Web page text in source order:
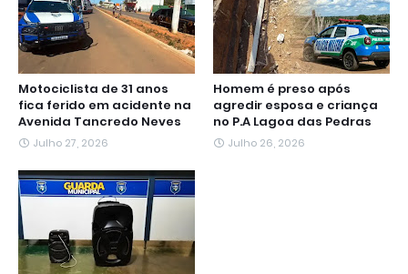
Motociclista de 31 anos
fica ferido em acidente na
Avenida Tancredo Neves
Julho 27, 2026
Homem é preso após
agredir esposa e criança
no P.A Lagoa das Pedras
Julho 26, 2026